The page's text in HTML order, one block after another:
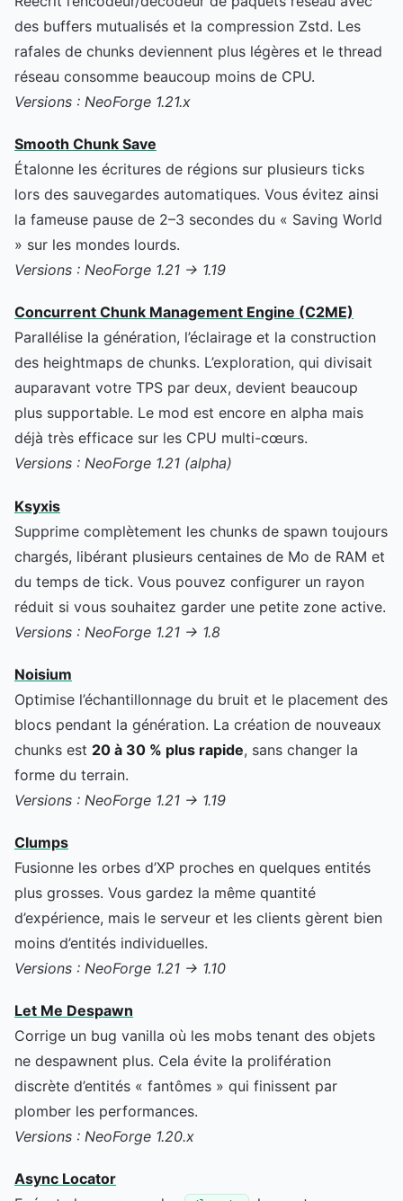
des buffers mutualisés et la compression Zstd. Les
rafales de chunks deviennent plus légères et le thread
réseau consomme beaucoup moins de CPU.
Versions : NeoForge 1.21.x
Smooth Chunk Save
Étalonne les écritures de régions sur plusieurs ticks
lors des sauvegardes automatiques. Vous évitez ainsi
la fameuse pause de 2–3 secondes du « Saving World
» sur les mondes lourds.
Versions : NeoForge 1.21 → 1.19
Concurrent Chunk Management Engine (C2ME)
Parallélise la génération, l’éclairage et la construction
des heightmaps de chunks. L’exploration, qui divisait
auparavant votre TPS par deux, devient beaucoup
plus supportable. Le mod est encore en alpha mais
déjà très efficace sur les CPU multi-cœurs.
Versions : NeoForge 1.21 (alpha)
Ksyxis
Supprime complètement les chunks de spawn toujours
chargés, libérant plusieurs centaines de Mo de RAM et
du temps de tick. Vous pouvez configurer un rayon
réduit si vous souhaitez garder une petite zone active.
Versions : NeoForge 1.21 → 1.8
Noisium
Optimise l’échantillonnage du bruit et le placement des
blocs pendant la génération. La création de nouveaux
chunks est 20 à 30 % plus rapide, sans changer la
forme du terrain.
Versions : NeoForge 1.21 → 1.19
Clumps
Fusionne les orbes d’XP proches en quelques entités
plus grosses. Vous gardez la même quantité
d’expérience, mais le serveur et les clients gèrent bien
moins d’entités individuelles.
Versions : NeoForge 1.21 → 1.10
Let Me Despawn
Corrige un bug vanilla où les mobs tenant des objets
ne despawnent plus. Cela évite la prolifération
discrète d’entités « fantômes » qui finissent par
plomber les performances.
Versions : NeoForge 1.20.x
Async Locator